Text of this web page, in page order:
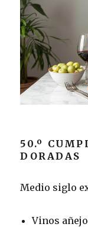
50.º
DORADAS
Medio siglo
Vinos